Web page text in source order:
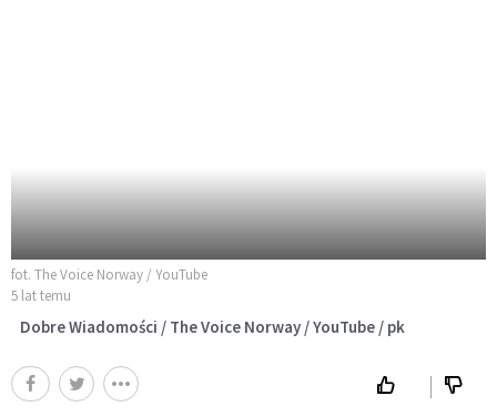
fot. The Voice Norway / YouTube
5 lat temu
Dobre Wiadomości / The Voice Norway / YouTube / pk